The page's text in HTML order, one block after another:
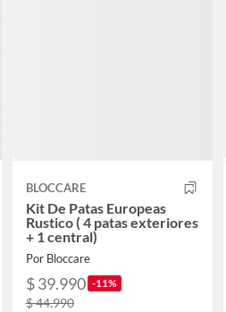
BLOCCARE
Kit De Patas Europeas
Rustico ( 4 patas exteriores
+ 1 central)
Por Bloccare
$ 39.990 -11%
$ 44.990